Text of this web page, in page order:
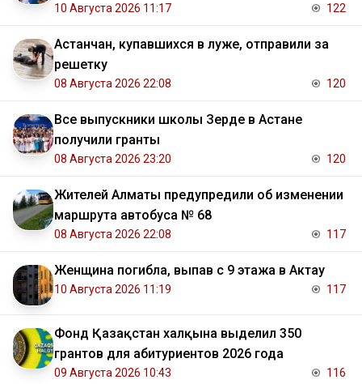
10 Августа 2026 11:17 122
Астанчан, купавшихся в луже, отправили за
решетку
08 Августа 2026 22:08 120
Все выпускники школы Зерде в Астане
получили гранты
08 Августа 2026 23:20 120
Жителей Алматы предупредили об изменении
маршрута автобуса № 68
08 Августа 2026 22:08 117
Женщина погибла, выпав с 9 этажа в Актау
10 Августа 2026 11:19 117
Фонд Қазақстан халқына выделил 350
грантов для абитуриентов 2026 года
09 Августа 2026 10:43 116